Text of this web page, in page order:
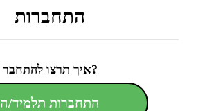
התחברות
איך תרצו להתחבר?
התחברות תלמיד/ה